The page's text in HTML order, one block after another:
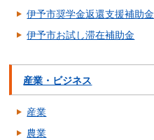
伊予市奨学金返還支援補助金
伊予市お試し滞在補助金
産業・ビジネス
産業
農業